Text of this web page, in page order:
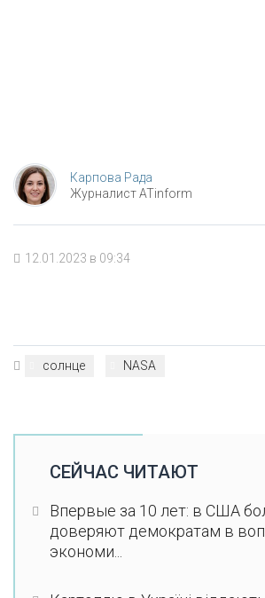
Карпова Рада
Журналист ATinform
12.01.2023 в 09:34
солнце NASA
СЕЙЧАС ЧИТАЮТ
Впервые за 10 лет: в США
доверяют демократам в
экономи...